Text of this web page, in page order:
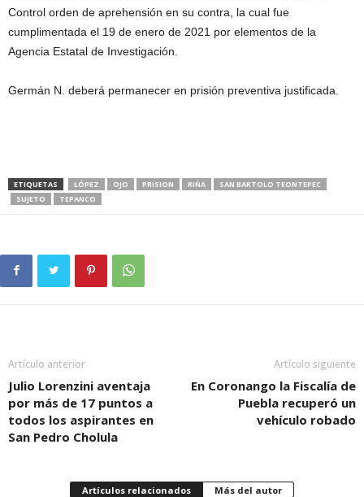
Control orden de aprehensión en su contra, la cual fue
cumplimentada el 19 de enero de 2021 por elementos de la
Agencia Estatal de Investigación.
Germán N. deberá permanecer en prisión preventiva justificada.
ETIQUETAS LÓPEZ OJO PRISION RIÑA
SAN BARTOLO TEONTEPEC
SUJETO
TEPANCO
Artículo anterior
Julio Lorenzini aventaja
por más de 17 puntos a
todos los aspirantes en
San Pedro Cholula
Artículo siguiente
En Coronango la Fiscalía de
Puebla recuperó un
vehículo robado
Artículos relacionados Más del autor